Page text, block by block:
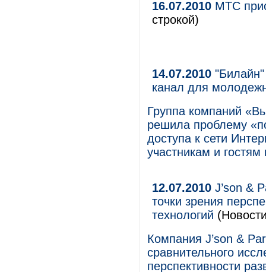
16.07.2010 МТС
строкой)
14.07.2010 "Билайн"
канал для
Группа компаний
решила проблему
доступа к сети
участникам и
12.07.2010 J’son &
точки зрения
технологий
Компания J’son &
сравнительного
перспективности